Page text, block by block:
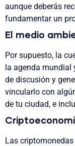
aunque deberás
fundamentar un
El medio
Por supuesto, la
la agenda mundial
de discusión y
vincularlo con
de tu ciudad, e
Las